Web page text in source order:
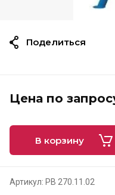
Цена по
В корзину
Артикул: РВ 270.11.02
Поделиться